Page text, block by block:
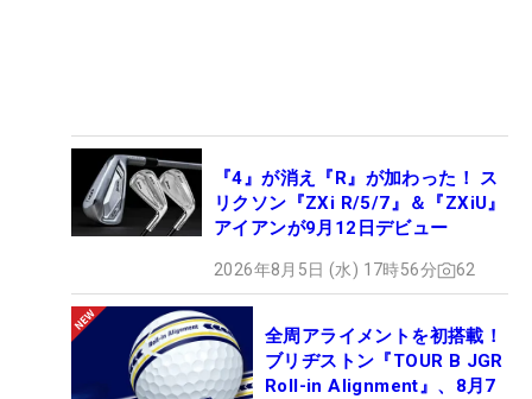
『4』が消え『R』が加わった！ ス
リクソン『ZXi R/5/7』＆『ZXiU』
アイアンが9月12日デビュー
2026年8月5日 (水) 17時56分 62
全周アライメントを初搭載！
ブリヂストン『TOUR B JGR
Roll-in Alignment』、8月7